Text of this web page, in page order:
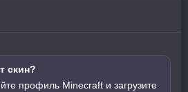
скин?
профиль Minecraft и загрузите